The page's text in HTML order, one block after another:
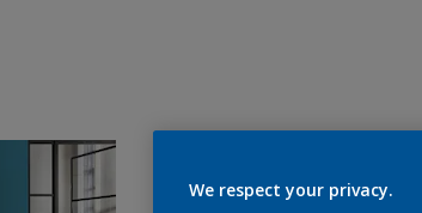
We respect your privacy.